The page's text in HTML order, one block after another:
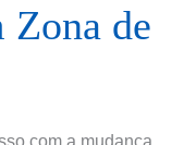
Zona de
com a mudança